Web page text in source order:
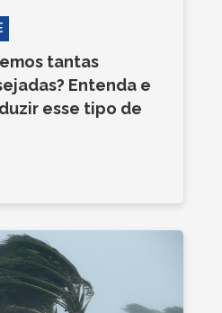
tantas
Entenda e
esse tipo de